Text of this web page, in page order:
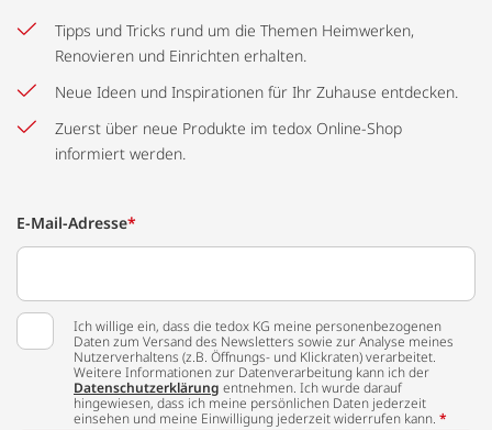
Tipps und Tricks rund um die Themen Heimwerken,
Renovieren und Einrichten erhalten.
Neue Ideen und Inspirationen für Ihr Zuhause entdecken.
Zuerst über neue Produkte im tedox Online-Shop
informiert werden.
E-Mail-Adresse*
Ich willige ein, dass die tedox KG meine personenbezogenen
Daten zum Versand des Newsletters sowie zur Analyse meines
Nutzerverhaltens (z.B. Öffnungs- und Klickraten) verarbeitet.
Weitere Informationen zur Datenverarbeitung kann ich der
Datenschutzerklärung entnehmen. Ich wurde darauf
hingewiesen, dass ich meine persönlichen Daten jederzeit
einsehen und meine Einwilligung jederzeit widerrufen kann. *